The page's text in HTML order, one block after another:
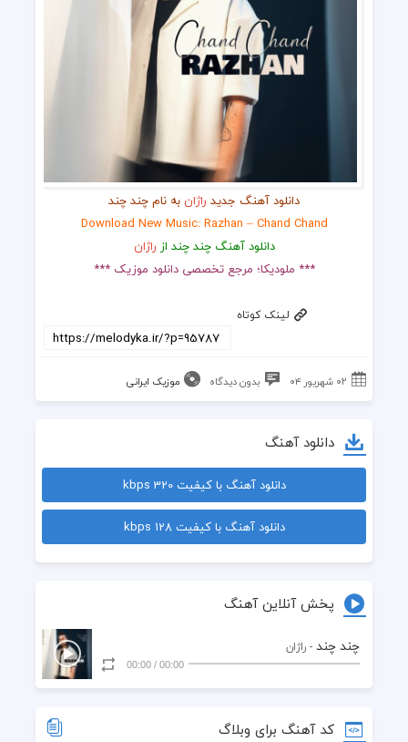
دانلود آهنگ جدید راژان به نام چند چند
Download New Music: Razhan – Chand Chand
دانلود آهنگ چند چند از راژان
*** ملودیکا؛ مرجع تخصصی دانلود موزیک ***
لینک کوتاه
۰۲ شهریور ۰۴ بدون دیدگاه موزیک ایرانی
دانلود آهنگ
دانلود آهنگ با کیفیت 320 kbps
دانلود آهنگ با کیفیت 128 kbps
پخش آنلاین آهنگ
چند چند - راژان
00:00
/
00:00
کد آهنگ برای وبلاگ